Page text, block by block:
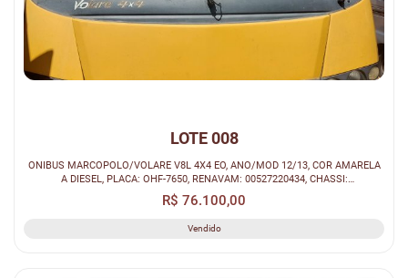
LOTE 008
ONIBUS MARCOPOLO/VOLARE V8L 4X4 EO, ANO/MOD 12/13, COR AMARELA
A DIESEL, PLACA: OHF-7650, RENAVAM: 00527220434, CHASSI:
93PB58M1DCO44407.
R$ 76.100,00
Vendido